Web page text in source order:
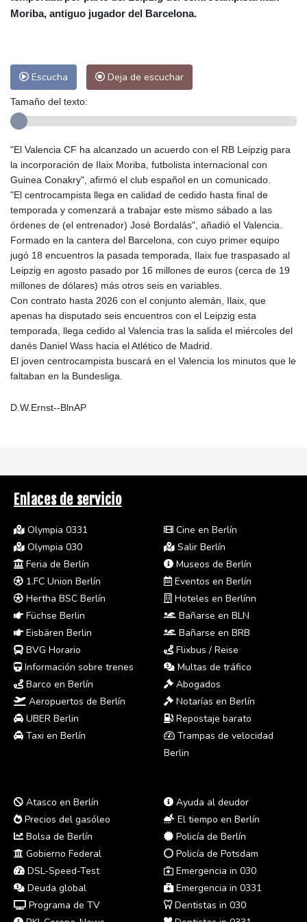
Málaga
33 °C Murcia
Caracas
27 °C Managua
San José
Panama City
31 °C
Moriba, antiguo jugador del Barcelona.
Escucha Deja de escuchar
Tamaño del texto:
"El Valencia CF ha alcanzado un acuerdo con el RB Leipzig para
la incorporación de Ilaix Moriba, futbolista internacional con
Guinea Conakry", afirmó el club español en un comunicado.
"El centrocampista llega en calidad de cedido hasta final de
temporada y comenzará a trabajar este mismo sábado a las
órdenes de (el entrenador) José Bordalás", añadió el Valencia.
Formado en la cantera del Barcelona, con cuyo primer equipo
jugó 18 encuentros la pasada temporada, Ilaix fue traspasado al
Leipzig en agosto pasado por 16 millones de euros (cerca de 19
millones de dólares) más otros seis en variables.
Con contrato hasta 2026 con el conjunto alemán, Ilaix, que
apenas ha disputado seis encuentros con el Leipzig esta
temporada, llega cedido al Valencia tras la salida el miércoles del
danés Daniel Wass hacia el Atlético de Madrid.
El joven centrocampista buscará en el Valencia los minutos que le
faltaban en la Bundesliga.
D.W.Ernst--BlnAP
Enlaces de servicio
Olympia 0331
Olympia 030
Feria de Berlín
1.FC Union Berlín
Hertha BSC Berlín
Füchse Berlin
Eisbären Berlin
BVG Horario
Información sobre trenes
Barco en Berlín
Aeropuertos de Berlín
UBER Berlin
Taxi en Berlín
Cine en Berlín
Salir Berlín
Museos de Berlín
Eventos en Berlín
Hoteles en Berlínn
Bañarse en BLN
Bañarse en BRB
Flixbus / Reise
Multas de tráfico
Abogados
Notarías en Berlín
Repostaje barato
Trampas de velocidad
Berlin
Atasco en Berlín
Precios del gasóleo
Bolsa de Berlín
Gobierno Federal
DSL-Speed-Test
Deuda global
Programa de TV
Ayuda al deudor
El tiempo en Berlín
Policía de Berlín
Policía de Potsdam
Emergencia in 030
Emergencia in 0331
Dentistas in 030